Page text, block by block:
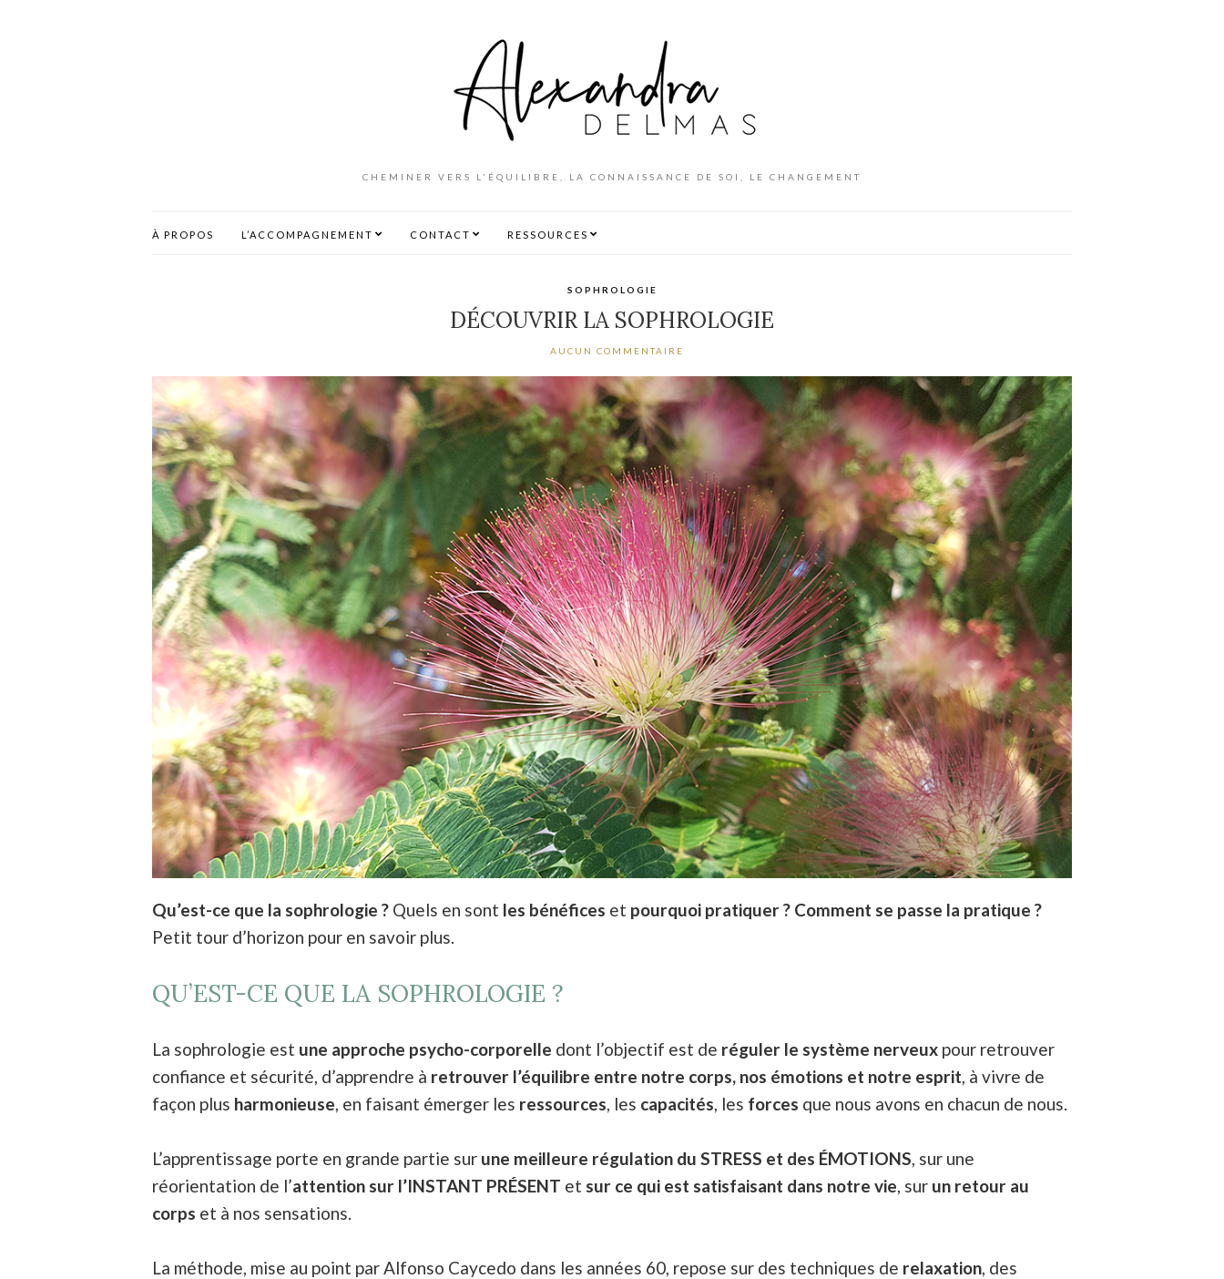
CHEMINER VERS L'ÉQUILIBRE, LA CONNAISSANCE DE SOI, LE CHANGEMENT
À PROPOS L’ACCOMPAGNEMENT CONTACT RESSOURCES
SOPHROLOGIE
DÉCOUVRIR LA SOPHROLOGIE
AUCUN COMMENTAIRE
Qu’est-ce que la sophrologie ? Quels en sont les bénéfices et pourquoi pratiquer ? Comment se passe la pratique ?
Petit tour d’horizon pour en savoir plus.
QU’EST-CE QUE LA SOPHROLOGIE ?
La sophrologie est une approche psycho-corporelle dont l’objectif est de réguler le système nerveux pour retrouver
confiance et sécurité, d’apprendre à retrouver l’équilibre entre notre corps, nos émotions et notre esprit, à vivre de
façon plus harmonieuse, en faisant émerger les ressources, les capacités, les forces que nous avons en chacun de nous.
L’apprentissage porte en grande partie sur une meilleure régulation du STRESS et des ÉMOTIONS, sur une
réorientation de l’attention sur l’INSTANT PRÉSENT et sur ce qui est satisfaisant dans notre vie, sur un retour au
corps et à nos sensations.
La méthode, mise au point par Alfonso Caycedo dans les années 60, repose sur des techniques de relaxation, des